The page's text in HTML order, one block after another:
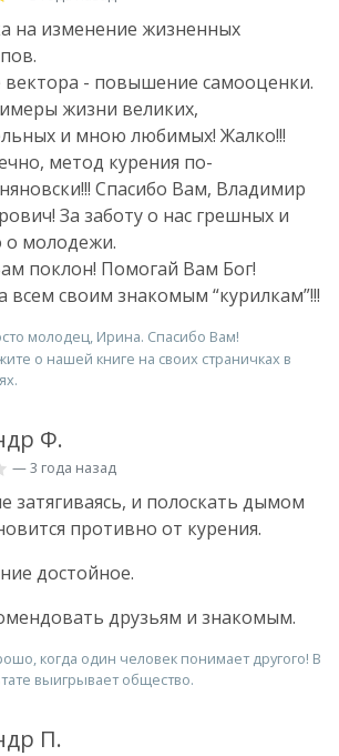
на изменение жизненных
вектора - повышение самооценки.
жизни великих,
и мною любимых! Жалко!!!
метод курения по-
Спасибо Вам, Владимир
За заботу о нас грешных и
о молодежи.
поклон! Помогай Вам Бог!
всем своим знакомым “курилкам”!!!
молодец, Ирина. Спасибо Вам!
о нашей книге на своих страничках в
Ф.
— 3 года назад
затягиваясь, и полоскать дымом
противно от курения.
достойное.
друзьям и знакомым.
когда один человек понимает другого! В
выигрывает общество.
П.